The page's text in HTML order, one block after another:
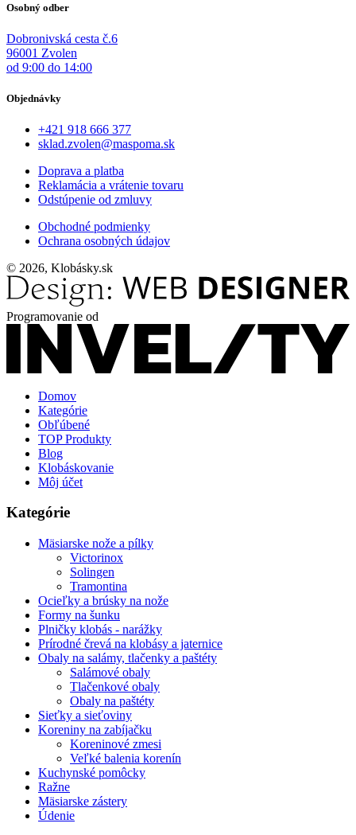
Osobný odber
Dobronivská cesta č.6
96001 Zvolen
od 9:00 do 14:00
Objednávky
+421 918 666 377
sklad.zvolen@maspoma.sk
Doprava a platba
Reklamácia a vrátenie tovaru
Odstúpenie od zmluvy
Obchodné podmienky
Ochrana osobných údajov
© 2026, Klobásky.sk
Programovanie od
Domov
Kategórie
Obľúbené
TOP Produkty
Blog
Klobáskovanie
Môj účet
Kategórie
Mäsiarske nože a pílky
Victorinox
Solingen
Tramontina
Ocieľky a brúsky na nože
Formy na šunku
Plničky klobás - narážky
Prírodné črevá na klobásy a jaternice
Obaly na salámy, tlačenky a paštéty
Salámové obaly
Tlačenkové obaly
Obaly na paštéty
Sieťky a sieťoviny
Koreniny na zabíjačku
Koreninové zmesi
Veľké balenia korenín
Kuchynské pomôcky
Ražne
Mäsiarske zástery
Údenie